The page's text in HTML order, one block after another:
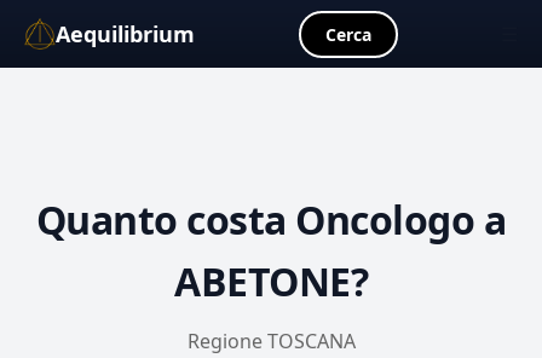
Aequilibrium Cerca
Quanto costa Oncologo a
ABETONE?
Regione TOSCANA